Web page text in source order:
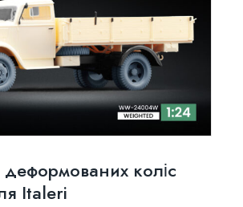
деформованих коліс
Italeri